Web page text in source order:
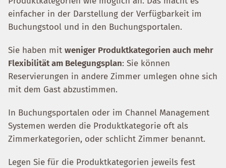
einfacher in der Darstellung der Verfügbarkeit im
Buchungstool und in den Buchungsportalen.
Sie haben mit weniger Produktkategorien auch mehr
Flexibilität am Belegungsplan: Sie können
Reservierungen in andere Zimmer umlegen ohne sich
mit dem Gast abzustimmen.
In Buchungsportalen oder im Channel Management
Systemen werden die Produktkategorie oft als
Zimmerkategorien, oder schlicht Zimmer benannt.
Legen Sie für die Produktkategorien jeweils fest